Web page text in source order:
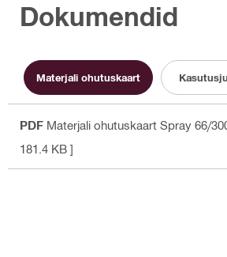
Dokumendid
Materjali ohutuskaart
PDF Materjali ohutuskaart Spray 66/
181.4 KB ]